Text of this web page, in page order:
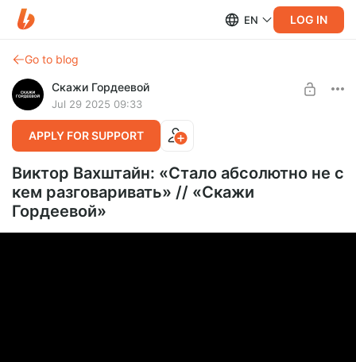
EN LOG IN
Go to blog
Скажи Гордеевой
Jul 29 2025 09:33
APPLY FOR SUPPORT
Виктор Вахштайн: «Стало абсолютно не с
кем разговаривать» // «Скажи
Гордеевой»